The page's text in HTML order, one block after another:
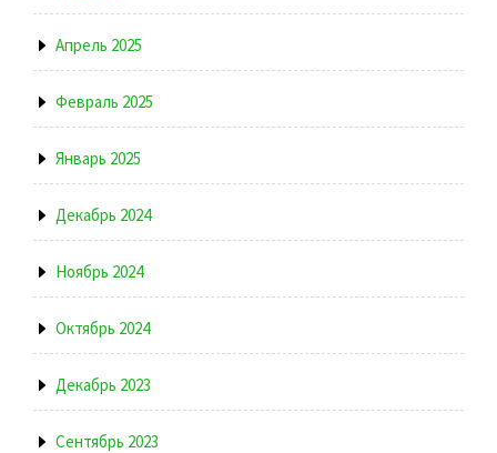
Апрель 2025
Февраль 2025
Январь 2025
Декабрь 2024
Ноябрь 2024
Октябрь 2024
Декабрь 2023
Сентябрь 2023